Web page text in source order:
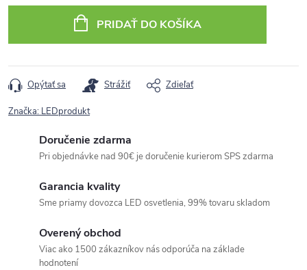
cena:
PRIDAŤ DO KOŠÍKA
Opýtať sa Strážiť Zdieľať
Značka: LEDprodukt
Doručenie zdarma
Pri objednávke nad 90€ je doručenie kurierom SPS zdarma
Garancia kvality
Sme priamy dovozca LED osvetlenia, 99% tovaru skladom
Overený obchod
Viac ako 1500 zákazníkov nás odporúča na základe
hodnotení